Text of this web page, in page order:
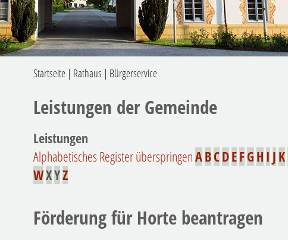
Startseite | Rathaus | Bürgerservice
Leistungen der Gemeinde
Leistungen
Alphabetisches Register überspringenABCDEFGH I JK
WXYZ
Förderung für Horte beantragen